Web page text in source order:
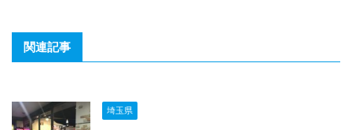
関連記事
埼玉県